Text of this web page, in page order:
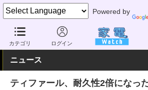
Powered by
カテゴリ ログイン
家電 Watch その他・家電 雑貨 キッチ
ニュース
ティファール、耐久性2倍になっ